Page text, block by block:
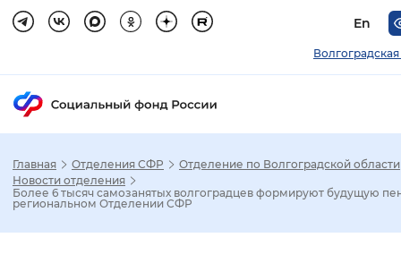
En
Главная Отделения СФР
Отделение по Волгоградской области
Новости отделения
Более 6 тысяч самозанятых волгоградцев формируют будущую
региональном Отделении СФР